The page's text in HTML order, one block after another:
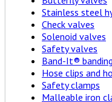
Stainless steel
Check valves
Solenoid valves
Safety valves
Band-It®
Hose clips and
Safety clamps
Malleable iron